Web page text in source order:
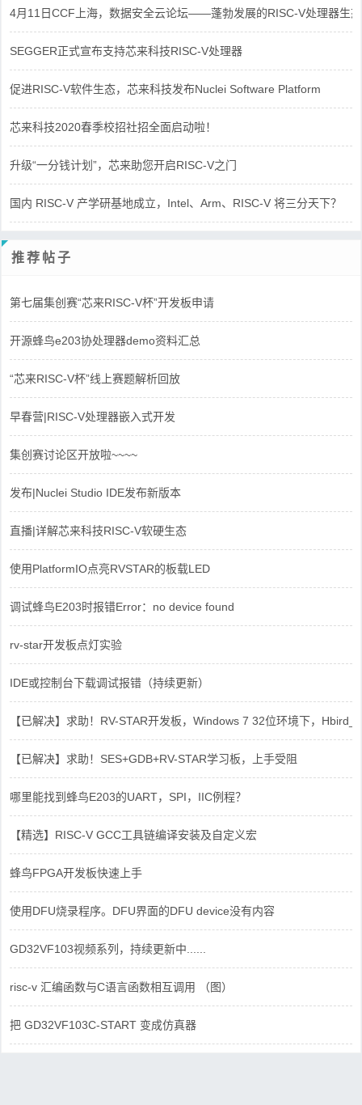
4月11日CCF上海，数据安全云论坛——蓬勃发展的RISC-V处理器生态
SEGGER正式宣布支持芯来科技RISC-V处理器
促进RISC-V软件生态，芯来科技发布Nuclei Software Platform
芯来科技2020春季校招社招全面启动啦！
升级“一分钱计划”，芯来助您开启RISC-V之门
国内 RISC-V 产学研基地成立，Intel、Arm、RISC-V 将三分天下？
推荐帖子
第七届集创赛“芯来RISC-V杯”开发板申请
开源蜂鸟e203协处理器demo资料汇总
“芯来RISC-V杯”线上赛题解析回放
早春营|RISC-V处理器嵌入式开发
集创赛讨论区开放啦~~~~
发布|Nuclei Studio IDE发布新版本
直播|详解芯来科技RISC-V软硬生态
使用PlatformIO点亮RVSTAR的板载LED
调试蜂鸟E203时报错Error：no device found
rv-star开发板点灯实验
IDE或控制台下载调试报错（持续更新）
【已解决】求助！RV-STAR开发板，Windows 7 32位环境下，
【已解决】求助！SES+GDB+RV-STAR学习板，上手受阻
哪里能找到蜂鸟E203的UART，SPI，IIC例程？
【精选】RISC-V GCC工具链编译安装及自定义宏
蜂鸟FPGA开发板快速上手
使用DFU烧录程序。DFU界面的DFU device没有内容
GD32VF103视频系列，持续更新中......
risc-v 汇编函数与C语言函数相互调用 （图）
把 GD32VF103C-START 变成仿真器